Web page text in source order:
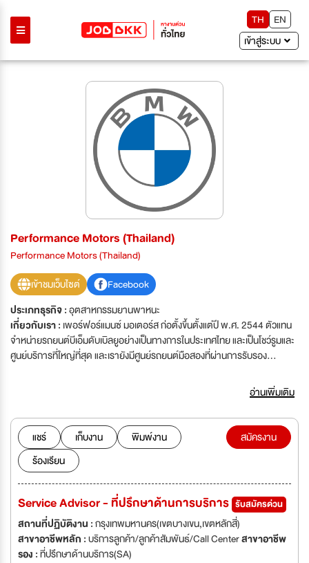
TH
EN
เข้าสู่ระบบ
Performance Motors (Thailand)
Performance Motors (Thailand)
เข้าชมเว็บไซต์
Facebook
ประเภทธุรกิจ :อุตสาหกรรมยานพาหนะ
เกี่ยวกับเรา : เพอร์ฟอร์แมนซ์ มอเตอร์ส ก่อตั้งขึ้นตั้งแต่ปี พ.ศ. 2544 ตัวแทน
จำหน่ายรถยนต์บีเอ็มดับเบิลยูอย่างเป็นทางการในประเทศไทย และเป็นโชว์รูมและ
ศูนย์บริการที่ใหญ่ที่สุด และเรายังมีศูนย์รถยนต์มือสองที่ผ่านการรับรอง
Motors Thailand เป็นส่วนหนึ่งของ Sime Darby Berhad ซึ่งเป็นหนึ่งในตัวแทน
จำหน่าย BMW ที่ใหญ่ที่สุดในโลก
อ่านเพิ่มเติม
แชร์ เก็บงาน
พิมพ์งาน
ร้องเรียน
สมัครงาน
Service Advisor - ที่ปรึกษาด้านการบริการ รับสมัครด่วน
สถานที่ปฏิบัติงาน :กรุงเทพมหานคร(เขตบางเขน,เขตหลักสี่)
สาขาอาชีพหลัก :บริการลูกค้า/ลูกค้าสัมพันธ์/Call Centerสาขาอาชีพ
รอง :ที่ปรึกษาด้านบริการ(SA)